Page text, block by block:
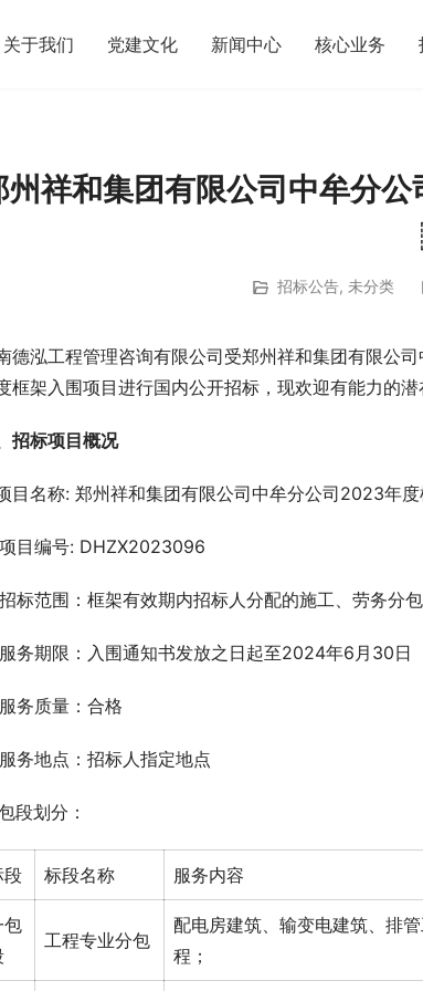
关于我们 党建文化 新闻中心 核心业务
州祥和集团有限公司中牟分
招标公告, 未分类
德泓工程管理咨询有限公司受郑州祥和集团有限公
框架入围项目进行国内公开招标，现欢迎有能力的潜
招标项目概况
目名称: 郑州祥和集团有限公司中牟分公司2023年
目编号: DHZX2023096
标范围：框架有效期内招标人分配的施工、劳务分
务期限：入围通知书发放之日起至2024年6月30日
务质量：合格
务地点：招标人指定地点
段划分：
段 标段名称 服务内容
包
工程专业分包
配电房建筑、输变电建筑、排
程；